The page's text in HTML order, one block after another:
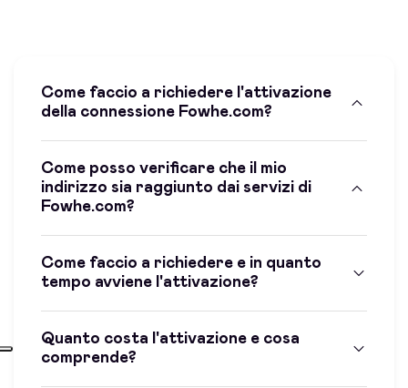
Come faccio a richiedere l'attivazione
della connessione Fowhe.com?
Come posso verificare che il mio
indirizzo sia raggiunto dai servizi di
Fowhe.com?
Come faccio a richiedere e in quanto
tempo avviene l'attivazione?
Quanto costa l'attivazione e cosa
comprende?